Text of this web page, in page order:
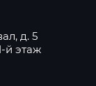
д. 5
й этаж